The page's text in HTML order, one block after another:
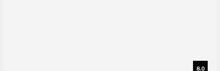
8.0